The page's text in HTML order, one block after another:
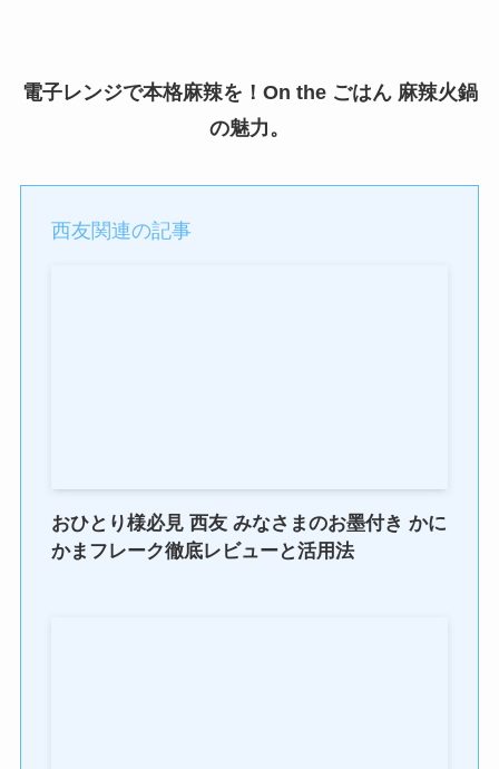
電子レンジで本格麻辣を！On the ごはん 麻辣火鍋
の魅力。
西友関連の記事
おひとり様必見 西友 みなさまのお墨付き かに
かまフレーク徹底レビューと活用法